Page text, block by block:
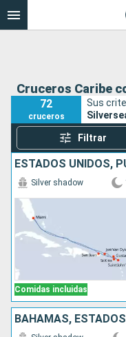
Cruceros Caribe
72
cruceros
Sus
Filtrar
Comidas incluidas
Silver shadow
BAHAMAS,